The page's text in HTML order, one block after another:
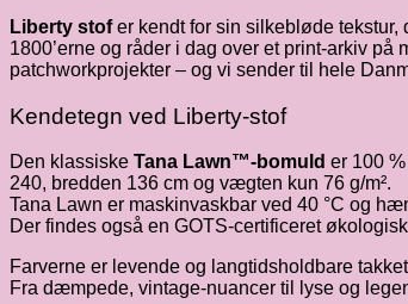
Liberty stofer kendt for sin silkebløde tekstur,
1800’erne og råder i dag over et print-arkiv
patchworkprojekter – og vi sender til hele
Kendetegn ved Liberty-stof
Den klassiske Tana Lawn™-bomuld er 100
240, bredden 136 cm og vægten kun 76 g/m².
Tana Lawn er maskinvaskbar ved 40 °C og
Der findes også en GOTS-certificeret
Farverne er levende og langtidsholdbare
Fra dæmpede, vintage-nuancer til lyse og